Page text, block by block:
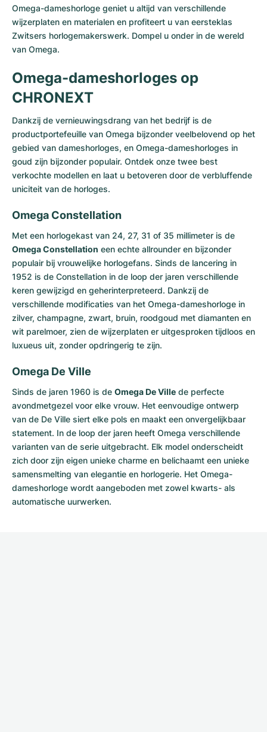
Omega-dameshorloge geniet u altijd van verschillende
wijzerplaten en materialen en profiteert u van eersteklas
Zwitsers horlogemakerswerk. Dompel u onder in de wereld
van Omega.
Omega-dameshorloges op
CHRONEXT
Dankzij de vernieuwingsdrang van het bedrijf is de
productportefeuille van Omega bijzonder veelbelovend op het
gebied van dameshorloges, en Omega-dameshorloges in
goud zijn bijzonder populair. Ontdek onze twee best
verkochte modellen en laat u betoveren door de verbluffende
uniciteit van de horloges.
Omega Constellation
Met een horlogekast van 24, 27, 31 of 35 millimeter is de
Omega Constellation een echte allrounder en bijzonder
populair bij vrouwelijke horlogefans. Sinds de lancering in
1952 is de Constellation in de loop der jaren verschillende
keren gewijzigd en geherinterpreteerd. Dankzij de
verschillende modificaties van het Omega-dameshorloge in
zilver, champagne, zwart, bruin, roodgoud met diamanten en
wit parelmoer, zien de wijzerplaten er uitgesproken tijdloos en
luxueus uit, zonder opdringerig te zijn.
Omega De Ville
Sinds de jaren 1960 is de Omega De Ville de perfecte
avondmetgezel voor elke vrouw. Het eenvoudige ontwerp
van de De Ville siert elke pols en maakt een onvergelijkbaar
statement. In de loop der jaren heeft Omega verschillende
varianten van de serie uitgebracht. Elk model onderscheidt
zich door zijn eigen unieke charme en belichaamt een unieke
samensmelting van elegantie en horlogerie. Het Omega-
dameshorloge wordt aangeboden met zowel kwarts- als
automatische uurwerken.